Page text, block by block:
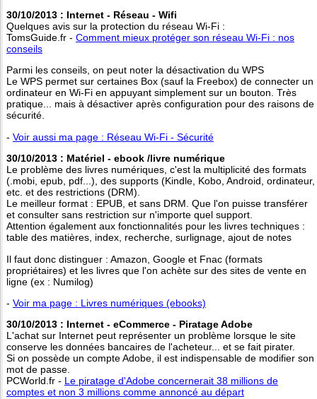
30/10/2013 : Internet - Réseau - Wifi
Quelques avis sur la protection du réseau Wi-Fi :
TomsGuide.fr - Comment mieux protéger son réseau Wi-Fi : nos
conseils
Parmi les conseils, on peut noter la désactivation du WPS
Le WPS permet sur certaines Box (sauf la Freebox) de connecter un
ordinateur en Wi-Fi en appuyant simplement sur un bouton. Très
pratique... mais à désactiver après configuration pour des raisons de
sécurité.
- Voir aussi ma page : Réseau Wi-Fi - Sécurité
30/10/2013 : Matériel - ebook /livre numérique
Le problème des livres numériques, c'est la multiplicité des formats
(.mobi, epub, pdf...), des supports (Kindle, Kobo, Android, ordinateur,
etc. et des restrictions (DRM).
Le meilleur format : EPUB, et sans DRM. Que l'on puisse transférer
et consulter sans restriction sur n'importe quel support.
Attention également aux fonctionnalités pour les livres techniques :
table des matières, index, recherche, surlignage, ajout de notes
Il faut donc distinguer : Amazon, Google et Fnac (formats
propriétaires) et les livres que l'on achète sur des sites de vente en
ligne (ex : Numilog)
- Voir ma page : Livres numériques (ebooks)
30/10/2013 : Internet - eCommerce - Piratage Adobe
L'achat sur Internet peut représenter un problème lorsque le site
conserve les données bancaires de l'acheteur... et se fait pirater.
Si on possède un compte Adobe, il est indispensable de modifier son
mot de passe.
PCWorld.fr - Le piratage d'Adobe concernerait 38 millions de
comptes et non 3 millions comme annoncé au départ